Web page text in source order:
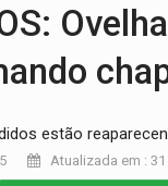
estão
Atualizada em :